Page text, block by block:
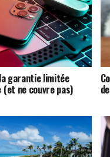
garantie limitée
(et ne couvre pas)